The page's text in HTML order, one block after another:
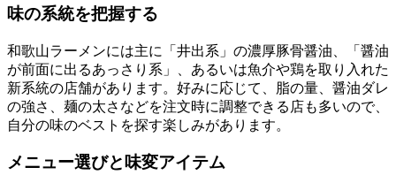
味の系統を把握する
和歌山ラーメンには主に「井出系」の濃厚豚骨醤油、「醤油
が前面に出るあっさり系」、あるいは魚介や鶏を取り入れた
新系統の店舗があります。好みに応じて、脂の量、醤油ダレ
の強さ、麺の太さなどを注文時に調整できる店も多いので、
自分の味のベストを探す楽しみがあります。
メニュー選びと味変アイテム